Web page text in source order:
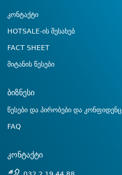
კონტაქტი
HOTSALE-ის შესახებ
FACT SHEET
მიტანის წესები
ბიზნესი
წესები და პირობები და
FAQ
კონტაქტი